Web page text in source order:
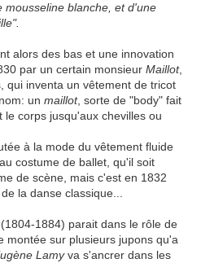
blanche, et d'une
alors des bas et une innovation
par un certain monsieur Maillot,
qui inventa un vêtement de tricot
un maillot, sorte de "body" fait
corps jusqu'aux chevilles ou
à la mode du vêtement fluide
costume de ballet, qu'il soit
de scène, mais c'est en 1832
la danse classique...
1884) parait dans le rôle de
montée sur plusieurs jupons qu'a
Lamyva s'ancrer dans les